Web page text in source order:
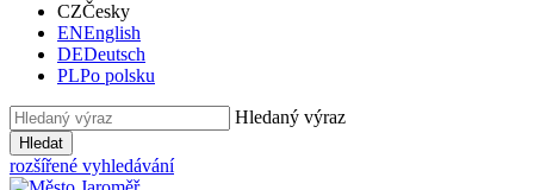
CZČesky
ENEnglish
DEDeutsch
PLPo polsku
Hledaný výraz
Hledat
rozšířené vyhledávání